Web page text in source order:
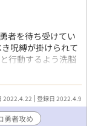
者を待ち受けてい
呪縛が掛けられて
行動するよう洗脳
王が勇者に倒され
た瞳で魔王を睨み
な状況から始ま
年モノの童貞処
2022.4.22 登録日 2022.4.9
勇者攻め